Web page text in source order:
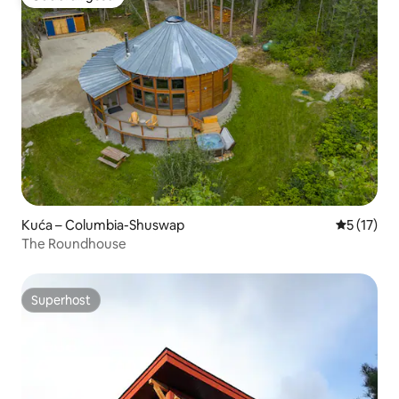
Kuća – Columbia-Shuswap Prosječna
5 (17)
The Roundhouse
Superhost
Superhost